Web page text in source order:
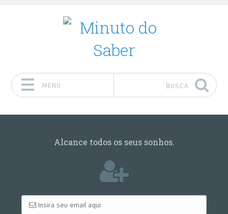
MENU BUSCA
Alcance todos os seus sonhos.